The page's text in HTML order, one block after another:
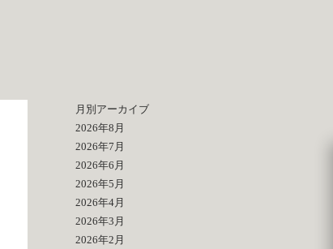
月別アーカイブ
2026年8月
2026年7月
2026年6月
2026年5月
2026年4月
2026年3月
2026年2月